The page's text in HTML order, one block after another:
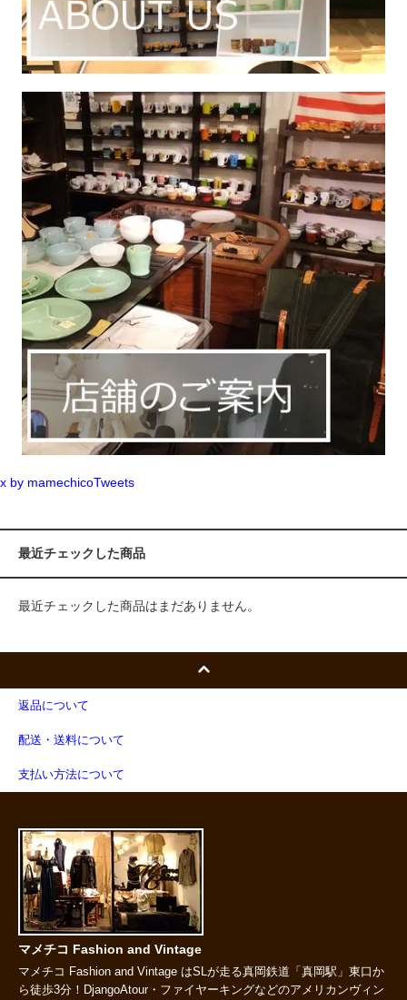
x by mamechicoTweets
最近チェックした商品
最近チェックした商品はまだありません。
返品について
配送・送料について
支払い方法について
マメチコ Fashion and Vintage
マメチコ Fashion and Vintage はSLが走る真岡鉄道「真岡駅」東口か
ら徒歩3分！DjangoAtour・ファイヤーキングなどのアメリカンヴィン